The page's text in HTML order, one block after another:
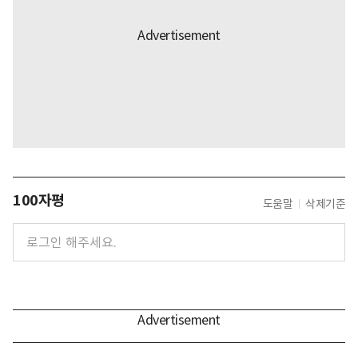
100자평 도움말 삭제기준